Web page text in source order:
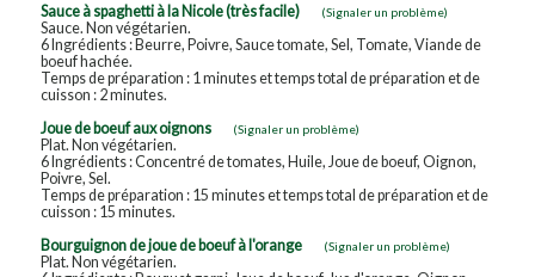
Sauce à spaghetti à la Nicole (très facile)
(Signaler un problème)
Sauce. Non végétarien.
6 Ingrédients : Beurre, Poivre, Sauce tomate, Sel, Tomate, Viande de
boeuf hachée.
Temps de préparation : 1 minutes et temps total de préparation et de
cuisson : 2 minutes.
Joue de boeuf aux oignons
(Signaler un problème)
Plat. Non végétarien.
6 Ingrédients : Concentré de tomates, Huile, Joue de boeuf, Oignon,
Poivre, Sel.
Temps de préparation : 15 minutes et temps total de préparation et de
cuisson : 15 minutes.
Bourguignon de joue de boeuf à l'orange
(Signaler un problème)
Plat. Non végétarien.